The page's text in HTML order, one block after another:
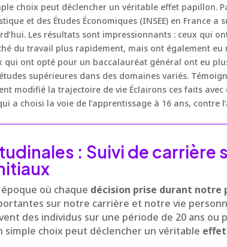
choix peut déclencher un véritable effet papillon.
et des Études Économiques (INSEE) en France a
Les résultats sont impressionnants : ceux qui
du travail plus rapidement, mais ont également eu
qui ont opté pour un baccalauréat général ont eu
supérieures dans des domaines variés.
modifié la trajectoire de vie Éclairons ces faits avec
a choisi la voie de l’apprentissage à 16 ans, contre
: Suivi de carrière
où chaque décision prise durant notre
sur notre carrière et notre vie
des individus sur une période de 20 ans ou
choix peut déclencher un véritable